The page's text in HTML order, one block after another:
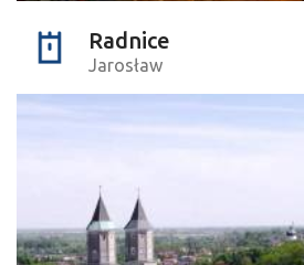
Radnice
Jarosław